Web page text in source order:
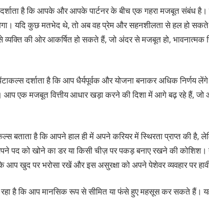
दर्शाता है कि आपके और आपके पार्टनर के बीच एक गहरा मजबूत संबंध
यदि कुछ मतभेद थे, तो अब वह प्रेम और सहनशीलता से हल हो
की ओर आकर्षित हो सकते हैं, जो अंदर से मजबूत हो, भावनात्मक
दर्शाता है कि आप धैर्यपूर्वक और योजना बनाकर अधिक निर्णय
आप एक मजबूत वित्तीय आधार खड़ा करने की दिशा में आगे बढ़ रहे हैं,
बताता है कि आपने हाल ही में अपने करियर में स्थिरता प्राप्त की है,
पद को खोने का डर या किसी चीज़ पर पकड़ बनाए रखने की कोशिश।
आप खुद पर भरोसा रखें और इस असुरक्षा को अपने पेशेवर व्यवहार पर
है कि आप मानसिक रूप से सीमित या फंसे हुए महसूस कर सकते हैं।